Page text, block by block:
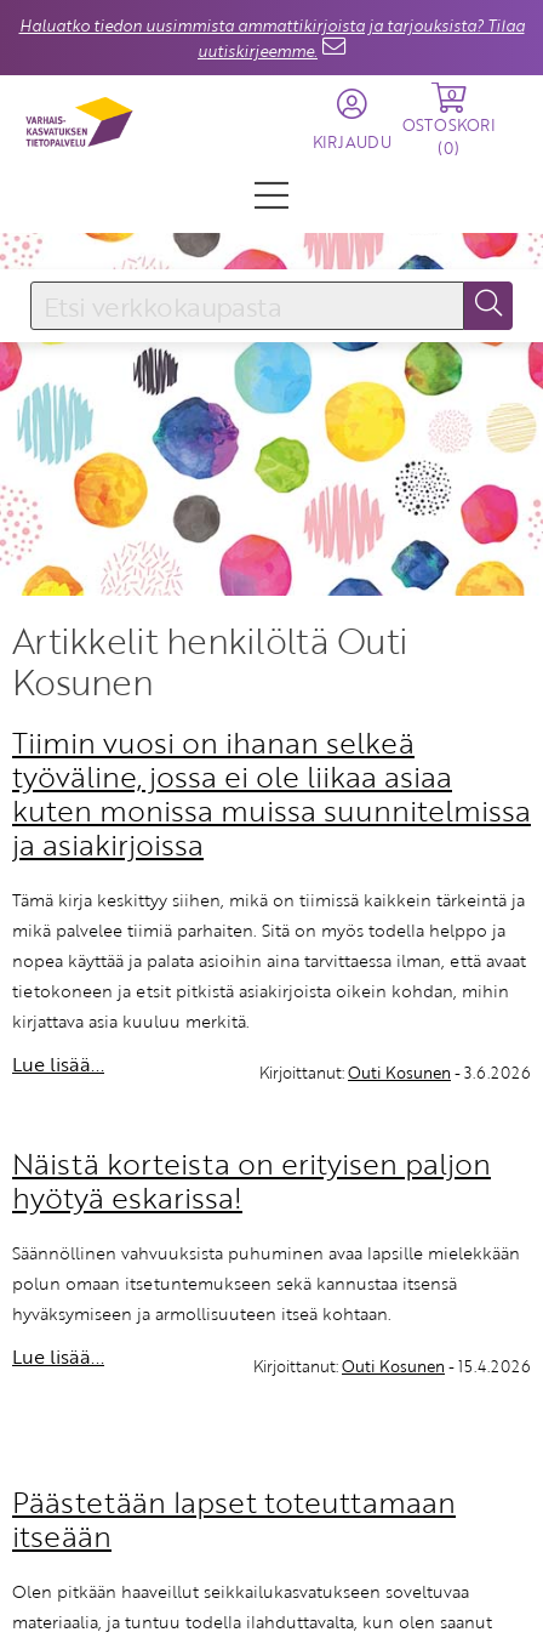
Haluatko tiedon uusimmista ammattikirjoista ja tarjouksista? Tilaa
uutiskirjeemme.
KIRJAUDU
0
OSTOSKORI
(0)
KIRJAUDU SISÄÄN
Käyttäjätunnus
Salasana
Unohtuiko salasana?
KIRJAUDU SISÄÄN
Etkö ole vielä Varhaiskasvatuksen Tietopalvelun
jäsen?
Artikkelit henkilöltä Outi
Kosunen
Tiimin vuosi on ihanan selkeä
työväline, jossa ei ole liikaa asiaa
kuten monissa muissa suunnitelmissa
ja asiakirjoissa
Tämä kirja keskittyy siihen, mikä on tiimissä kaikkein tärkeintä ja
mikä palvelee tiimiä parhaiten. Sitä on myös todella helppo ja
nopea käyttää ja palata asioihin aina tarvittaessa ilman, että avaat
tietokoneen ja etsit pitkistä asiakirjoista oikein kohdan, mihin
kirjattava asia kuuluu merkitä.
Lue lisää... Kirjoittanut:Outi Kosunen - 3.6.2026
Näistä korteista on erityisen paljon
hyötyä eskarissa!
Säännöllinen vahvuuksista puhuminen avaa lapsille mielekkään
polun omaan itsetuntemukseen sekä kannustaa itsensä
hyväksymiseen ja armollisuuteen itseä kohtaan.
Lue lisää... Kirjoittanut:Outi Kosunen - 15.4.2026
Päästetään lapset toteuttamaan
itseään
Olen pitkään haaveillut seikkailukasvatukseen soveltuvaa
materiaalia, ja tuntuu todella ilahduttavalta, kun olen saanut